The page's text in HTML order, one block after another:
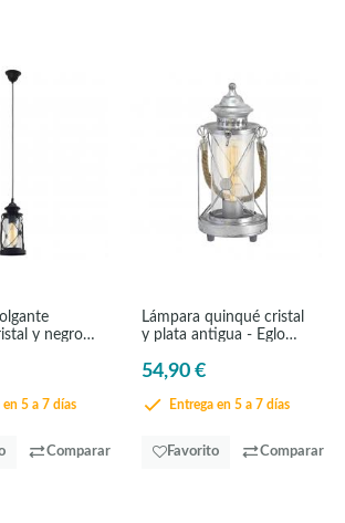
y negro -
en 5 a 7 días
Comparar
Lámpara quinqué cristal
y plata antigua - Eglo
54,90 €
Entrega en 5 a 7 días
Favorito Comparar